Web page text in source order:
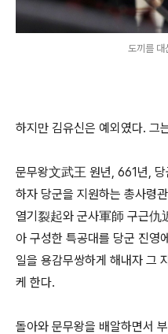
도끼를 대
하지만 김유신은 예외였다. 그
문무왕文武王 원년, 661년,
하자 당군을 지원하는 총사령
열기裂起와 군사軍師 구근仇
아 구성한 특공대를 당군 진영
일을 용감무쌍하게 해내자 그
케 한다.
돌아와 문무왕을 배알하면서